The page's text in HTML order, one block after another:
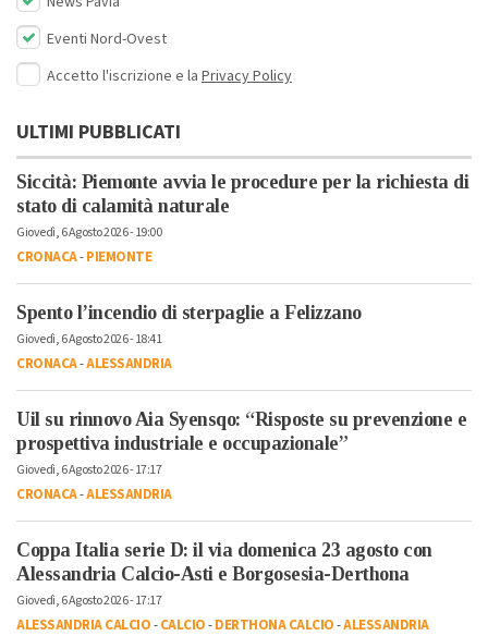
Eventi Nord-Ovest
Accetto l'iscrizione e la Privacy Policy
ULTIMI PUBBLICATI
Siccità: Piemonte avvia le procedure per la richiesta di
stato di calamità naturale
Giovedì, 6 Agosto 2026 - 19:00
CRONACA-PIEMONTE
Spento l’incendio di sterpaglie a Felizzano
Giovedì, 6 Agosto 2026 - 18:41
CRONACA-ALESSANDRIA
Uil su rinnovo Aia Syensqo: “Risposte su prevenzione e
prospettiva industriale e occupazionale”
Giovedì, 6 Agosto 2026 - 17:17
CRONACA-ALESSANDRIA
Coppa Italia serie D: il via domenica 23 agosto con
Alessandria Calcio-Asti e Borgosesia-Derthona
Giovedì, 6 Agosto 2026 - 17:17
ALESSANDRIA CALCIO-CALCIO-DERTHONA CALCIO-ALESSANDRIA